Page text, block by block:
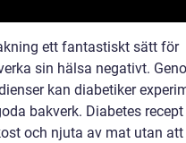
ett fantastiskt sätt för
sin hälsa negativt.
kan diabetiker
bakverk. Diabetes recept
och njuta av mat utan att